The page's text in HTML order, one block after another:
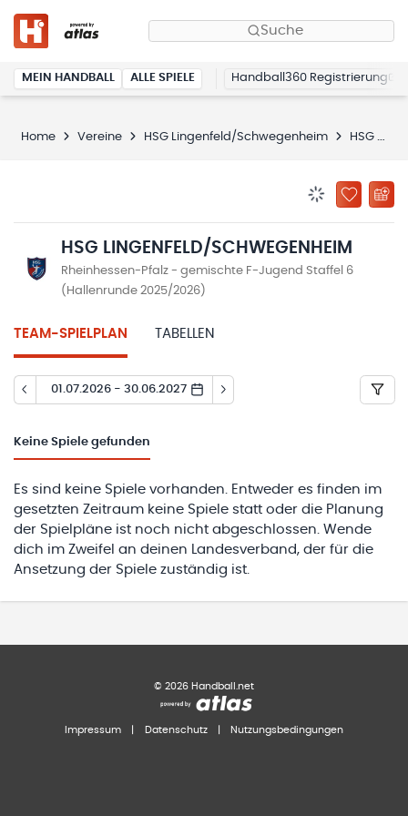
Suche
MEIN HANDBALL ALLE SPIELE Handball360 Registrierung
Home Vereine HSG Lingenfeld/Schwegenheim HSG Lingenfeld/Schwegenheim
ZU
HSG LINGENFELD/SCHWEGENHEIM
Rheinhessen-Pfalz - gemischte F-Jugend Staffel 6
(Hallenrunde 2025/2026)
TEAM-SPIELPLAN TABELLEN
01.07.2026 - 30.06.2027
Keine Spiele gefunden
Es sind keine Spiele vorhanden. Entweder es finden im
gesetzten Zeitraum keine Spiele statt oder die Planung
der Spielpläne ist noch nicht abgeschlossen. Wende
dich im Zweifel an deinen Landesverband, der für die
Ansetzung der Spiele zuständig ist.
© 2026 Handball.net
Impressum Datenschutz Nutzungsbedingungen